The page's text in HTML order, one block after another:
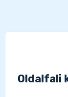
Oldalfali